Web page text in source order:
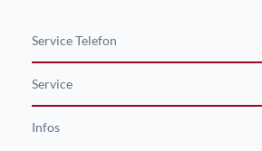
Service Telefon
Service
Infos